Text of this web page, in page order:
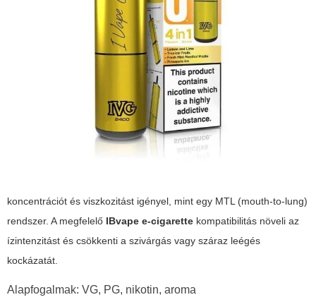
koncentrációt és viszkozitást igényel, mint egy MTL (mouth-to-lung)
rendszer. A megfelelő IBvape e-cigarette kompatibilitás növeli az
ízintenzitást és csökkenti a szivárgás vagy száraz leégés
kockázatát.
Alapfogalmak: VG, PG, nikotin, aroma